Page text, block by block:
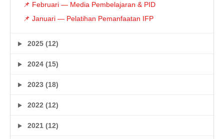
📌 Februari — Media Pembelajaran & PID
📌 Januari — Pelatihan Pemanfaatan IFP
2025 (12)
2024 (15)
2023 (18)
2022 (12)
2021 (12)